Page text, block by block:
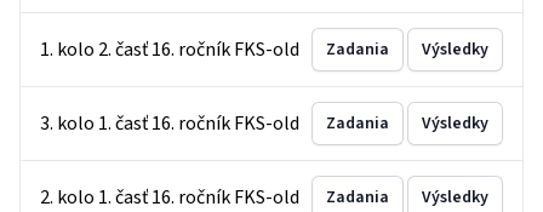
1. kolo 2. časť 16. ročník FKS-old Zadania Výsledky
3. kolo 1. časť 16. ročník FKS-old Zadania Výsledky
2. kolo 1. časť 16. ročník FKS-old Zadania Výsledky